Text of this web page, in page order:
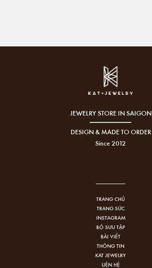
JEWELRY STORE IN SAIGON
DESIGN & MADE TO ORDER
Since 2012
TRANG CHỦ
TRANG SỨC
INSTAGRAM
BỘ SƯU TẬP
BÀI VIẾT
THÔNG TIN
KAT JEWELRY
LIÊN HỆ